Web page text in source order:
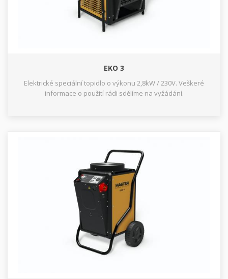
EKO 3
Elektrické speciální topidlo o výkonu 2,8kW / 230V. Veškeré
informace o použití rádi sdělíme na vyžádání.